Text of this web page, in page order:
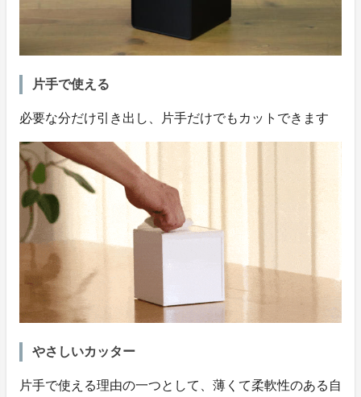
片手で使える
必要な分だけ引き出し、片手だけでもカットできます
やさしいカッター
片手で使える理由の一つとして、薄くて柔軟性のある自